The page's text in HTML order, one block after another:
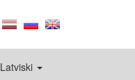
Latviski